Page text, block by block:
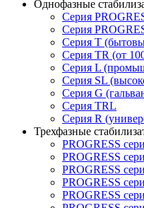
Однофазные
Серия
Серия
Серия T
Серия TR (от
Серия L
Серия SL
Серия G
Серия TRL
Серия R
Трехфазные
PROGRESS
PROGRESS
PROGRESS
PROGRESS
PROGRESS